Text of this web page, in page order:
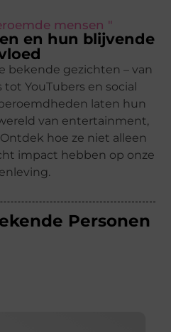
mensen "
en hun blijvende
bekende gezichten – van
YouTubers en social
laten hun
van entertainment,
hoe ze niet alleen
impact hebben op onze
Personen